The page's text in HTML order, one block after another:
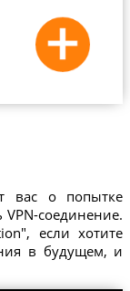
вас о попытке
VPN-соединение.
если хотите
в будущем, и